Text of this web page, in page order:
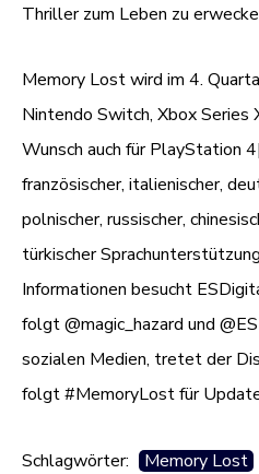
Thriller zum Leben zu
Memory Lost wird im 4.
Nintendo Switch, Xbox Series
Wunsch auch für PlayStation
französischer, italienischer,
polnischer, russischer,
türkischer
Informationen besucht
folgt @magic_hazard und
sozialen Medien, tretet der
folgt #MemoryLost für
Schlagwörter: Memory Lost